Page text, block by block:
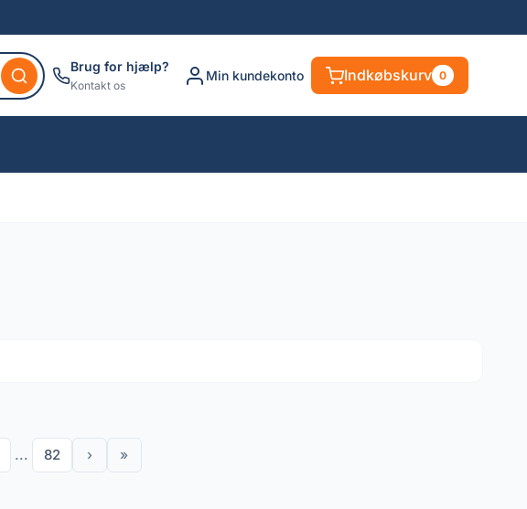
Brug for hjælp?
Kontakt os
Min kundekonto Indkøbskurv 0
... 82 › »